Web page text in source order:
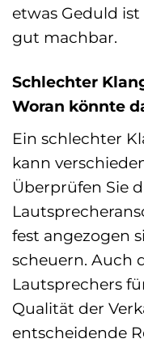
etwas Geduld
gut machbar.
Schlechter
Woran könnte
Ein schlechter
kann
Überprüfen Sie
fest angezogen
scheuern. Auch
Lautsprechers
Qualität der
entscheidende